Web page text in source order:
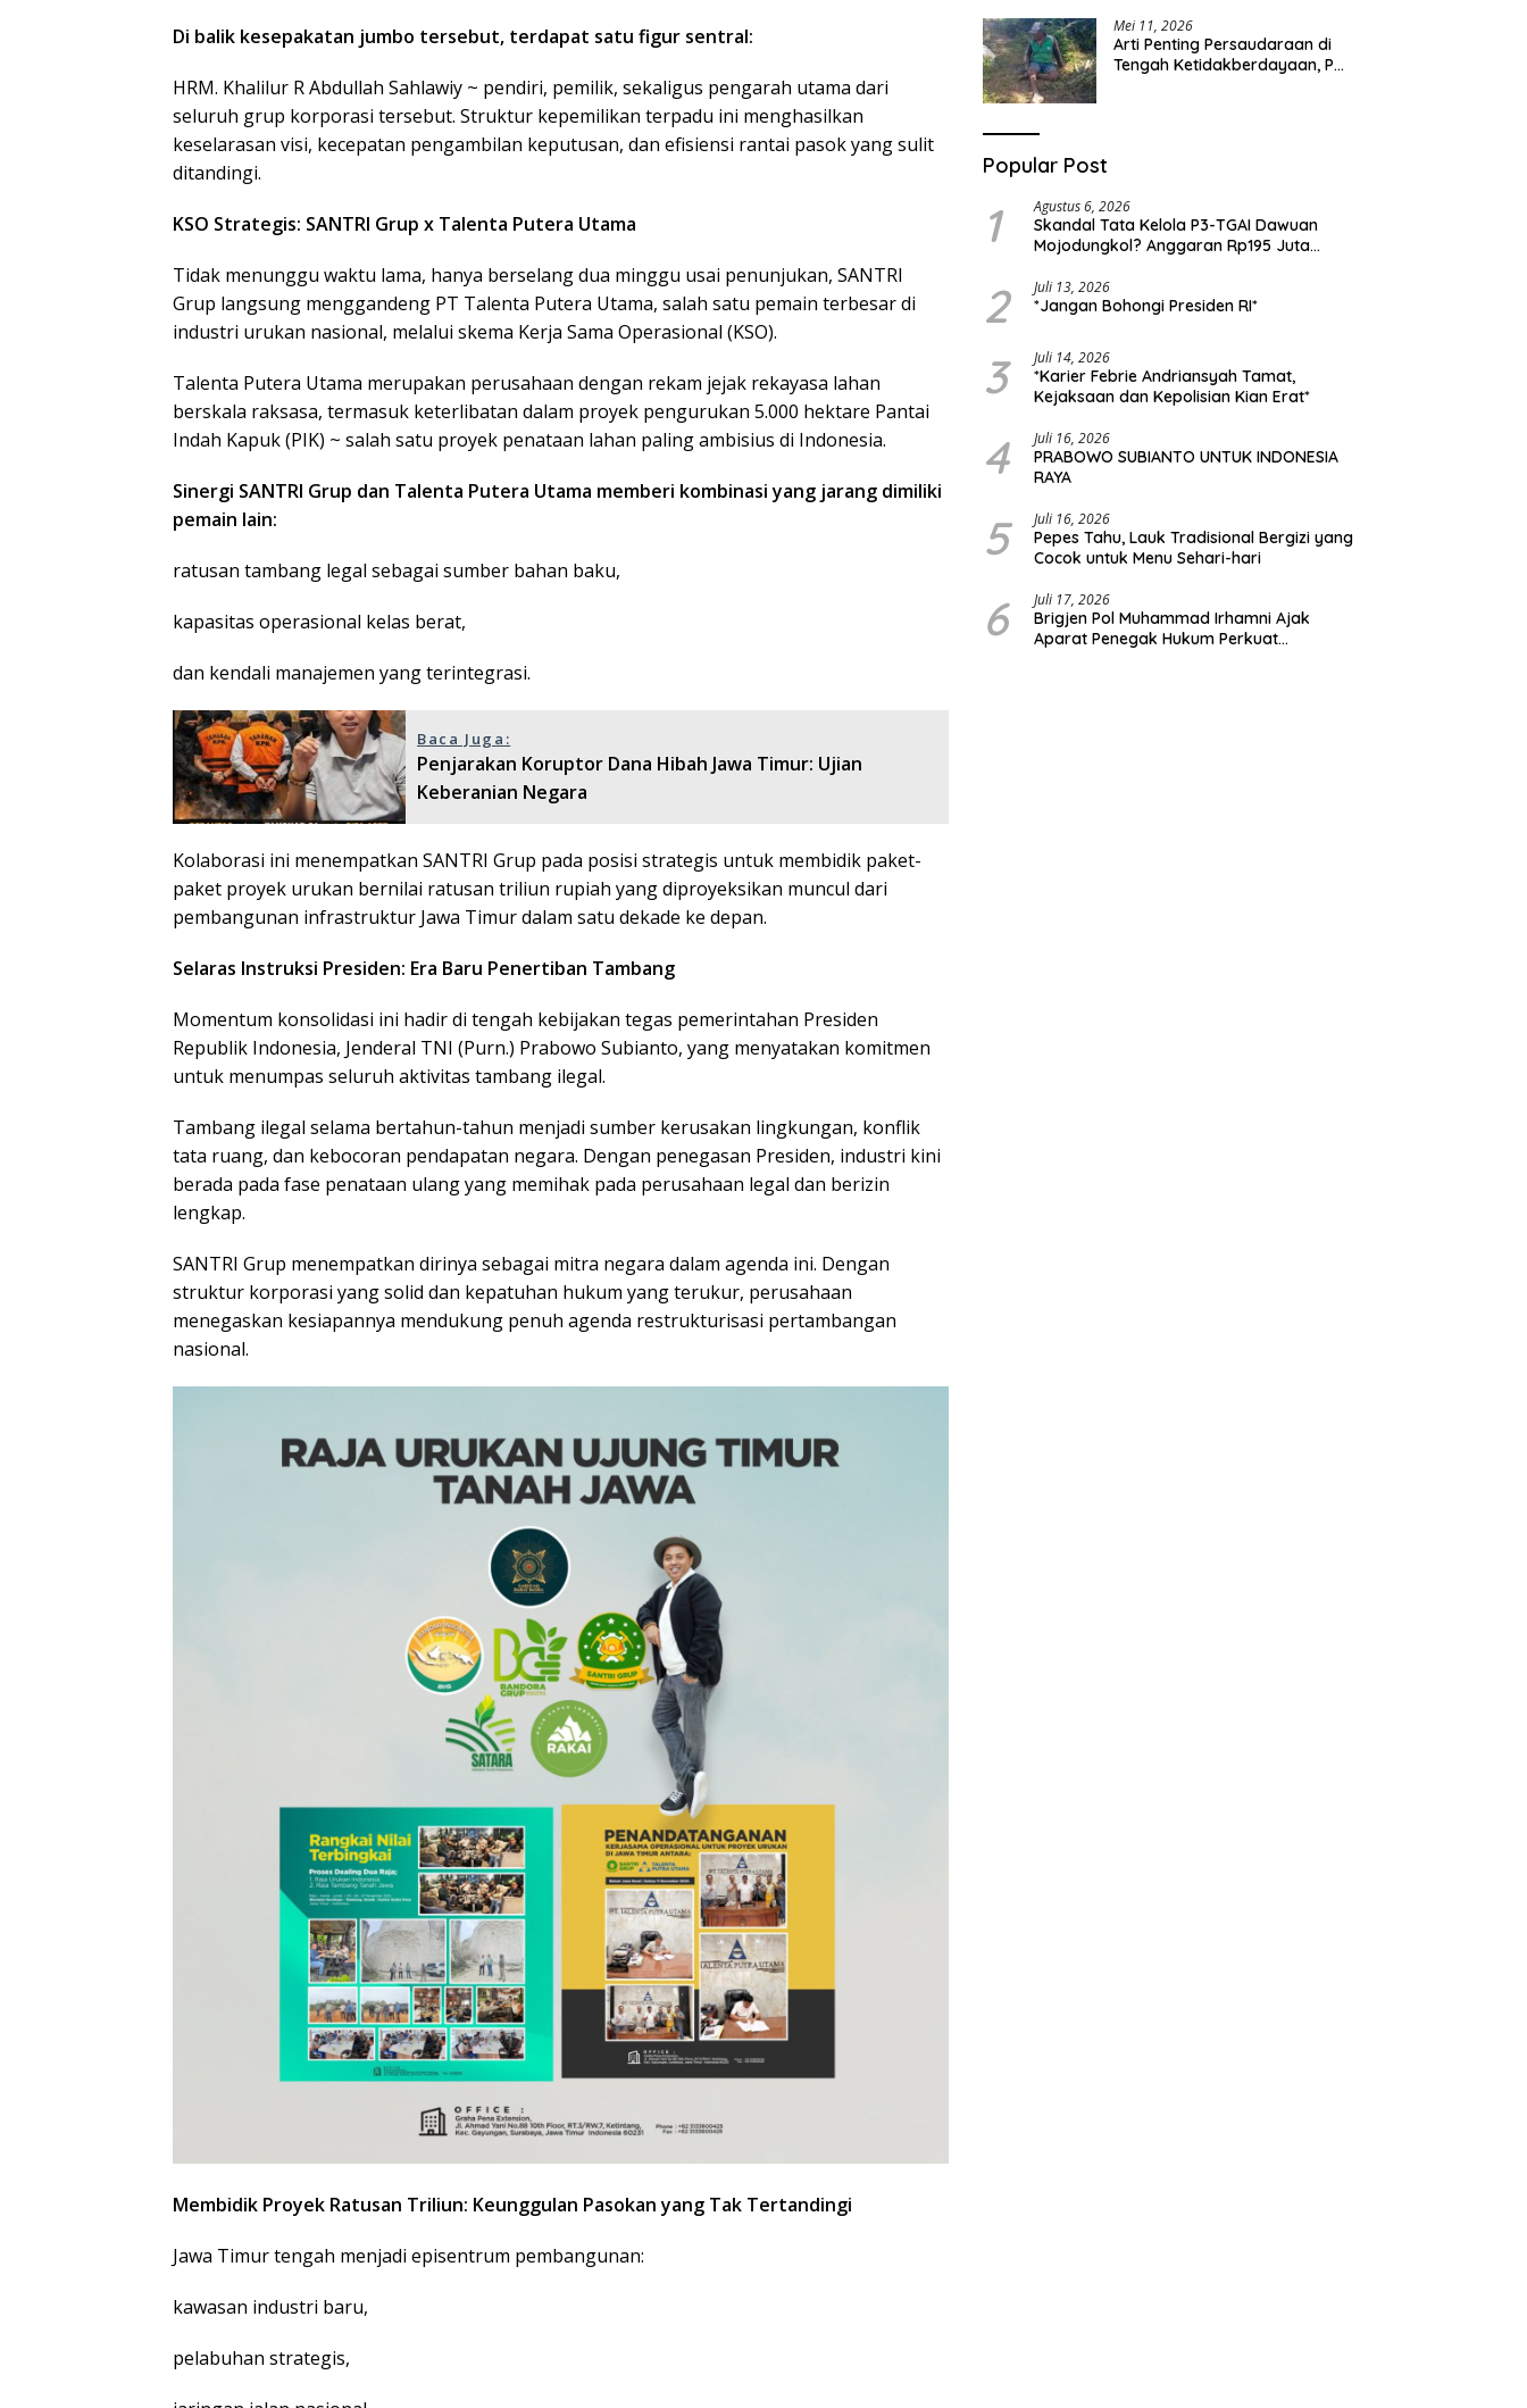
Di balik kesepakatan jumbo tersebut, terdapat satu figur sentral:
HRM. Khalilur R Abdullah Sahlawiy ~ pendiri, pemilik, sekaligus pengarah utama dari
seluruh grup korporasi tersebut. Struktur kepemilikan terpadu ini menghasilkan
keselarasan visi, kecepatan pengambilan keputusan, dan efisiensi rantai pasok yang sulit
ditandingi.
KSO Strategis: SANTRI Grup x Talenta Putera Utama
Tidak menunggu waktu lama, hanya berselang dua minggu usai penunjukan, SANTRI
Grup langsung menggandeng PT Talenta Putera Utama, salah satu pemain terbesar di
industri urukan nasional, melalui skema Kerja Sama Operasional (KSO).
Talenta Putera Utama merupakan perusahaan dengan rekam jejak rekayasa lahan
berskala raksasa, termasuk keterlibatan dalam proyek pengurukan 5.000 hektare Pantai
Indah Kapuk (PIK) ~ salah satu proyek penataan lahan paling ambisius di Indonesia.
Sinergi SANTRI Grup dan Talenta Putera Utama memberi kombinasi yang jarang dimiliki
pemain lain:
ratusan tambang legal sebagai sumber bahan baku,
kapasitas operasional kelas berat,
dan kendali manajemen yang terintegrasi.
Baca Juga:
Penjarakan Koruptor Dana Hibah Jawa Timur: Ujian
Keberanian Negara
Kolaborasi ini menempatkan SANTRI Grup pada posisi strategis untuk membidik paket-
paket proyek urukan bernilai ratusan triliun rupiah yang diproyeksikan muncul dari
pembangunan infrastruktur Jawa Timur dalam satu dekade ke depan.
Selaras Instruksi Presiden: Era Baru Penertiban Tambang
Momentum konsolidasi ini hadir di tengah kebijakan tegas pemerintahan Presiden
Republik Indonesia, Jenderal TNI (Purn.) Prabowo Subianto, yang menyatakan komitmen
untuk menumpas seluruh aktivitas tambang ilegal.
Tambang ilegal selama bertahun-tahun menjadi sumber kerusakan lingkungan, konflik
tata ruang, dan kebocoran pendapatan negara. Dengan penegasan Presiden, industri kini
berada pada fase penataan ulang yang memihak pada perusahaan legal dan berizin
lengkap.
SANTRI Grup menempatkan dirinya sebagai mitra negara dalam agenda ini. Dengan
struktur korporasi yang solid dan kepatuhan hukum yang terukur, perusahaan
menegaskan kesiapannya mendukung penuh agenda restrukturisasi pertambangan
nasional.
Membidik Proyek Ratusan Triliun: Keunggulan Pasokan yang Tak Tertandingi
Jawa Timur tengah menjadi episentrum pembangunan:
kawasan industri baru,
pelabuhan strategis,
Mei 11, 2026
Arti Penting Persaudaraan di
Tengah Ketidakberdayaan, Pak
Popular Post
1 Agustus 6, 2026
Skandal Tata Kelola P3-TGAI Dawuan
Mojodungkol? Anggaran Rp195 Juta
hingga Misteri Swakelola Petani
2 Juli 13, 2026
*Jangan Bohongi Presiden RI*
3 Juli 14, 2026
*Karier Febrie Andriansyah Tamat,
Kejaksaan dan Kepolisian Kian Erat*
4 Juli 16, 2026
PRABOWO SUBIANTO UNTUK INDONESIA
RAYA
5 Juli 16, 2026
Pepes Tahu, Lauk Tradisional Bergizi yang
Cocok untuk Menu Sehari-hari
6 Juli 17, 2026
Brigjen Pol Muhammad Irhamni Ajak
Aparat Penegak Hukum Perkuat